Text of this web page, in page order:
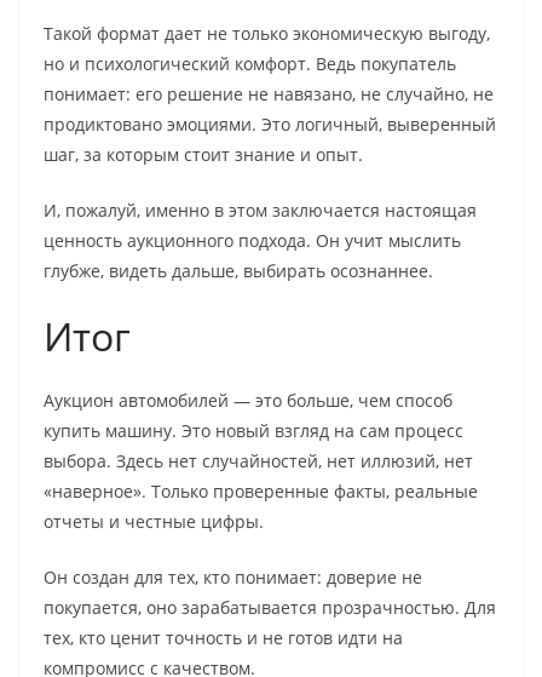
Такой формат дает не только экономическую выгоду,
но и психологический комфорт. Ведь покупатель
понимает: его решение не навязано, не случайно, не
продиктовано эмоциями. Это логичный, выверенный
шаг, за которым стоит знание и опыт.
И, пожалуй, именно в этом заключается настоящая
ценность аукционного подхода. Он учит мыслить
глубже, видеть дальше, выбирать осознаннее.
Итог
Аукцион автомобилей — это больше, чем способ
купить машину. Это новый взгляд на сам процесс
выбора. Здесь нет случайностей, нет иллюзий, нет
«наверное». Только проверенные факты, реальные
отчеты и честные цифры.
Он создан для тех, кто понимает: доверие не
покупается, оно зарабатывается прозрачностью. Для
тех, кто ценит точность и не готов идти на
компромисс с качеством.